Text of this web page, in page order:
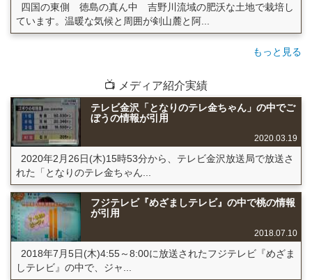
四国の東側 徳島の真ん中 吉野川流域の肥沃な土地で栽培し
ています。温暖な気候と周囲が剣山麓と阿...
もっと見る
📺 メディア紹介実績
テレビ金沢「となりのテレ金ちゃん」の中でご
ぼうの情報が引用
2020.03.19
2020年2月26日(木)15時53分から、テレビ金沢放送局で放送さ
れた「となりのテレ金ちゃん...
フジテレビ『めざましテレビ』の中で桃の情報
が引用
2018.07.10
2018年7月5日(木)4:55～8:00に放送されたフジテレビ『めざま
しテレビ』の中で、ジャ...